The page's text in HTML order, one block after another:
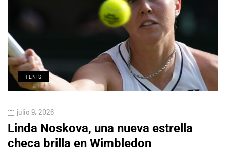
TENIS
julio 9, 2026
Linda Noskova, una nueva estrella
checa brilla en Wimbledon